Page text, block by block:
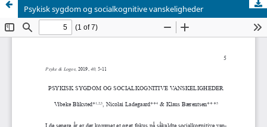
Psykisk sygdom og socialkognitive vanskeligheder